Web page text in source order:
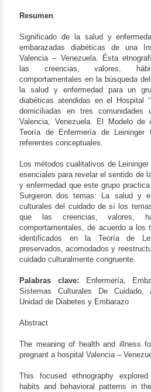
Resumen
Significado de la salud y
embarazadas diabéticas de una
Valencia – Venezuela. Ésta
las creencias, valores,
comportamentales en la búsqueda
la salud y enfermedad para un
diabéticas atendidas en el Hospital
domiciliadas en tres comunidades
Valencia, Venezuela. El Modelo de
Teoría de Enfermería de Leininger
referentes conceptuales.
Los métodos cualitativos de
esenciales para revelar el sentido de
y enfermedad que este grupo
Surgieron dos temas: La salud y
culturales del cuidado de sí los
que las creencias, valores,
comportamentales, de acuerdo a los
identificados en la Teoría de
preservados, acomodados y
cuidado culturalmente congruente.
Palabras clave: Enfermería,
Sistemas Culturales De Cuidado,
Unidad de Diabetes y Embarazo
Abstract
The meaning of health and illness
pregnant a hospital Valencia –
This focused ethnography
habits and behavioral patterns in